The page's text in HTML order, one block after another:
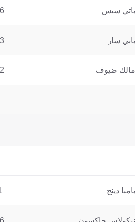
باتي سيس
بابي سار
مالك ضيوف
بامبا دينج
نيكولاس جاكسون